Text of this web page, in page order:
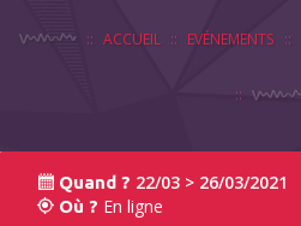
ACCUEIL EVÉNEMENTS
Quand ? 22/03 > 26/03/2021
Où ? En ligne